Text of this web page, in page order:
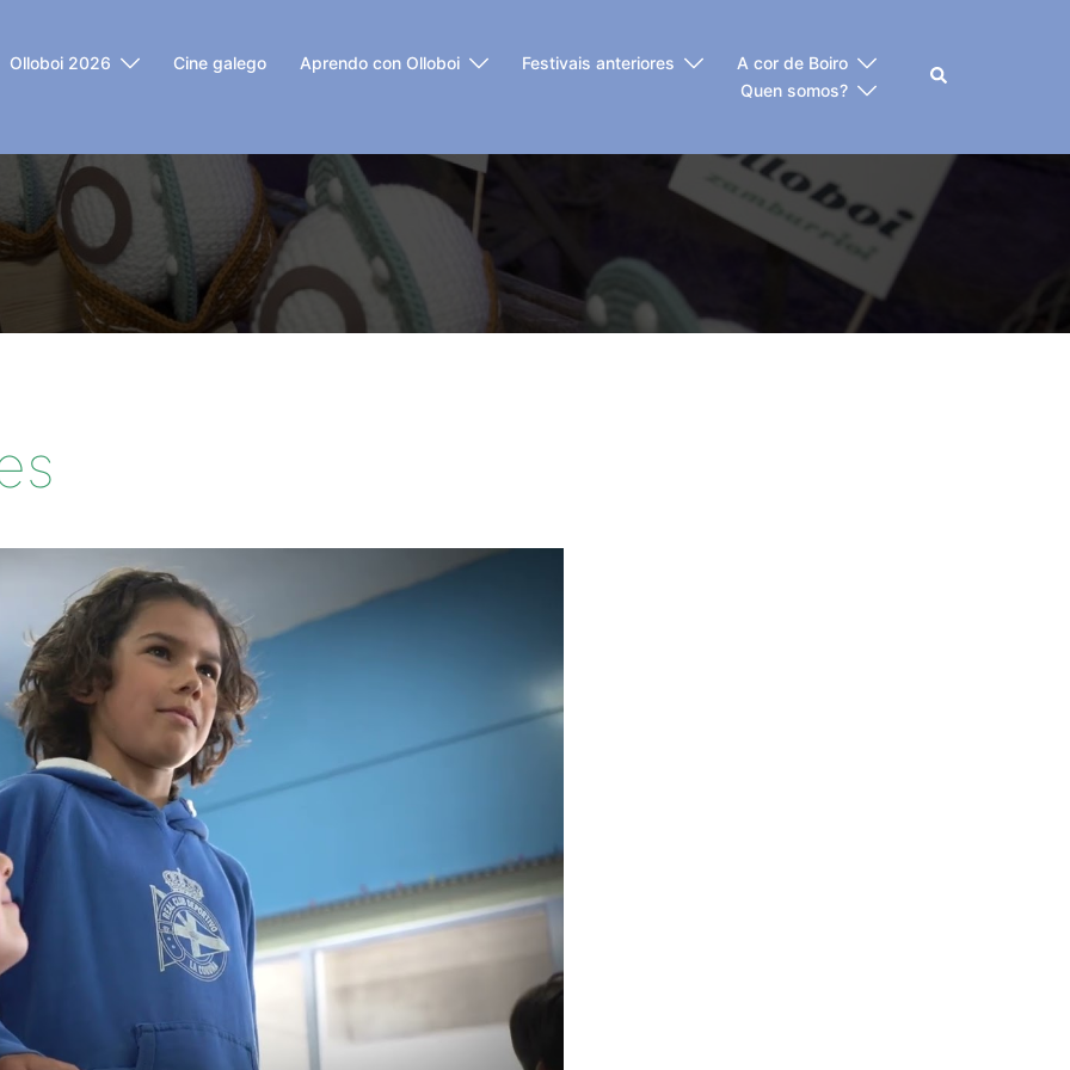
Olloboi 2026 Cine galego Aprendo con Olloboi Festivais anteriores
A cor de Boiro
Quen somos?
Buscar